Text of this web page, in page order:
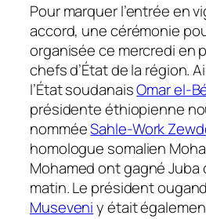
Pour marquer l’entrée en
accord, une cérémonie
organisée ce mercredi en
chefs d’État de la région.
l’État soudanaisOmar el-
présidente éthiopienne
nomméeSahle-Work
homologue somalien
Mohamed ont gagné Juba
matin. Le président
Museveniy était